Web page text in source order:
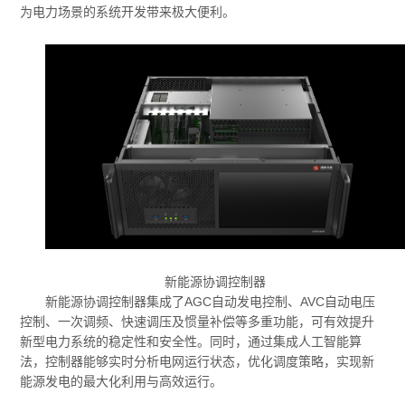
为电力场景的系统开发带来极大便利。
新能源协调控制器
新能源协调控制器集成了AGC自动发电控制、AVC自动电压
控制、一次调频、快速调压及惯量补偿等多重功能，可有效提升
新型电力系统的稳定性和安全性。同时，通过集成人工智能算
法，控制器能够实时分析电网运行状态，优化调度策略，实现新
能源发电的最大化利用与高效运行。